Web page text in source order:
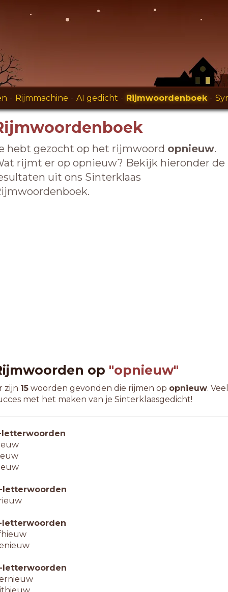
Rijmmachine AI gedicht Rijmwoordenboek
hebt gezocht op het rijmwoord opnieuw.
rijmt er op opnieuw? Bekijk hieronder de
uit ons Sinterklaas
op "opnieuw"
zijn 15woorden gevonden die rijmen op opnieuw. Veel
met het maken van je Sinterklaasgedicht!
letterwoorden
letterwoorden
letterwoorden
letterwoorden